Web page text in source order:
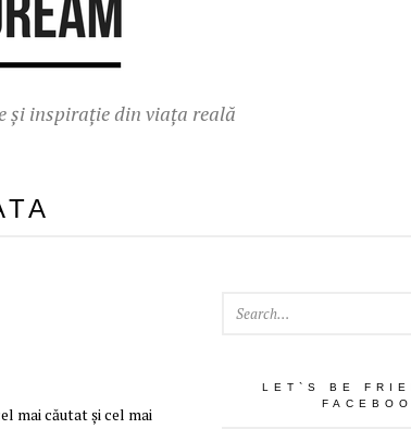
și inspirație din viața reală
mai căutat şi cel mai
LET`S BE